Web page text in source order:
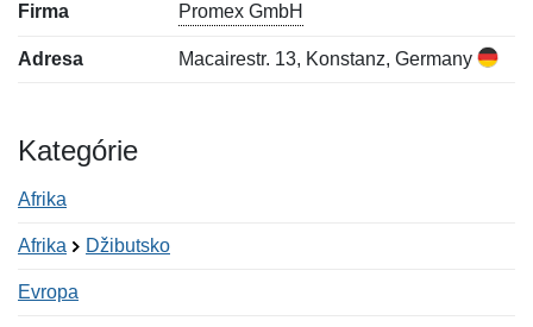
Firma Promex GmbH
Adresa Macairestr. 13, Konstanz, Germany
Kategórie
Afrika
Afrika Džibutsko
Evropa